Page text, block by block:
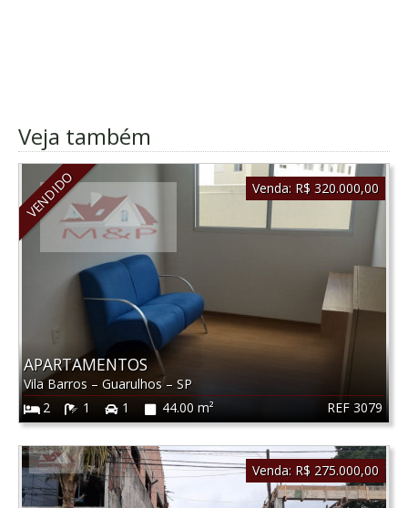
Veja também
VENDIDO
REF 3079
APARTAMENTOS
Vila Barros – Guarulhos– SP
2
1 1 44.00 m²
Venda: R$ 320.000,00
Venda: R$ 275.000,00